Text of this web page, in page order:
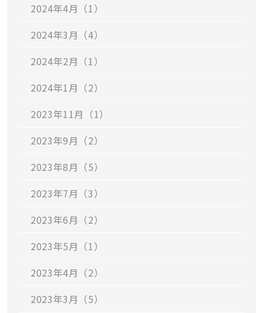
2024年4月（1）
2024年3月（4）
2024年2月（1）
2024年1月（2）
2023年11月（1）
2023年9月（2）
2023年8月（5）
2023年7月（3）
2023年6月（2）
2023年5月（1）
2023年4月（2）
2023年3月（5）